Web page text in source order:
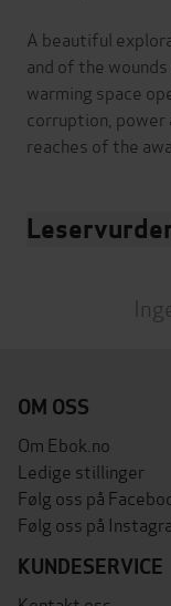
A beautiful
and of the
warming space
corruption, power
OM OSS
Om Ebok.no
Ledige stillinger
Følg oss på
Følg oss på
KUNDESERVICE